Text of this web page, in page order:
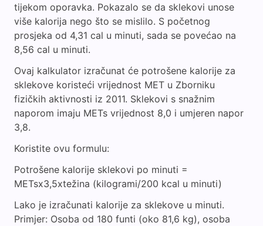
tijekom oporavka. Pokazalo se da sklekovi unose
više kalorija nego što se mislilo. S početnog
prosjeka od 4,31 cal u minuti, sada se povećao na
8,56 cal u minuti.
Ovaj kalkulator izračunat će potrošene kalorije za
sklekove koristeći vrijednost MET u Zborniku
fizičkih aktivnosti iz 2011. Sklekovi s snažnim
naporom imaju METs vrijednost 8,0 i umjeren napor
3,8.
Koristite ovu formulu:
Potrošene kalorije sklekovi po minuti =
METsx3,5xtežina (kilogrami/200 kcal u minuti)
Lako je izračunati kalorije za sklekove u minuti.
Primjer: Osoba od 180 funti (oko 81,6 kg), osoba